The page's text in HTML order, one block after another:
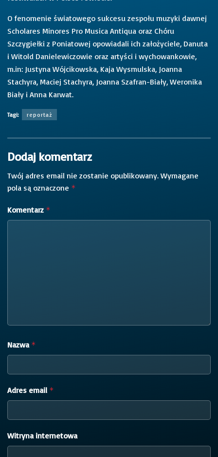
O fenomenie światowego sukcesu zespołu muzyki dawnej
Scholares Minores Pro Musica Antiqua oraz Chóru
Szczygiełki z Poniatowej opowiadali ich założyciele, Danuta
i Witold Danielewiczowie oraz artyści i wychowankowie,
m.in: Justyna Wójcikowska, Kaja Wysmulska, Joanna
Stachyra, Maciej Stachyra, Joanna Szafran-Biały, Weronika
Biały i Anna Karwat.
Tagi: reportaż
Dodaj komentarz
Twój adres email nie zostanie opublikowany. Wymagane
pola są oznaczone *
Komentarz *
Nazwa *
Adres email *
Witryna internetowa